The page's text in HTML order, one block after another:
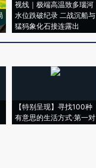
视线｜极端高温致多瑙河
水位跌破纪录 二战沉船与
猛犸象化石接连露出
【特别呈现】寻找100种
有意思的生活方式·第一对